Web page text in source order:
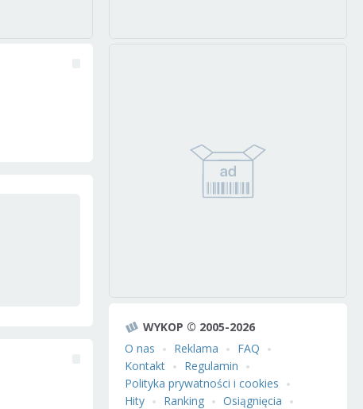
WYKOP © 2005-2026
O nas
Reklama
FAQ
Kontakt
Regulamin
Polityka prywatności i cookies
Hity
Ranking
Osiągnięcia